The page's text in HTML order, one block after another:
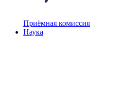
Приёмная комиссия
Наука